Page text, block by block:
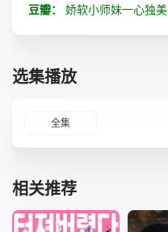
豆瓣：
娇软小师妹一心独美
选集播放
全集
相关推荐